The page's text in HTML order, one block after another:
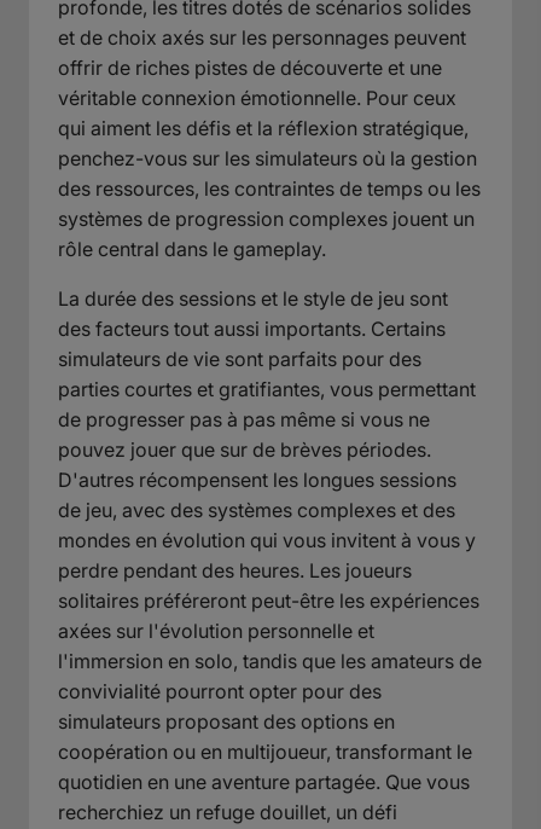
profonde, les titres dotés de scénarios solides
et de choix axés sur les personnages peuvent
offrir de riches pistes de découverte et une
véritable connexion émotionnelle. Pour ceux
qui aiment les défis et la réflexion stratégique,
penchez-vous sur les simulateurs où la gestion
des ressources, les contraintes de temps ou les
systèmes de progression complexes jouent un
rôle central dans le gameplay.
La durée des sessions et le style de jeu sont
des facteurs tout aussi importants. Certains
simulateurs de vie sont parfaits pour des
parties courtes et gratifiantes, vous permettant
de progresser pas à pas même si vous ne
pouvez jouer que sur de brèves périodes.
D'autres récompensent les longues sessions
de jeu, avec des systèmes complexes et des
mondes en évolution qui vous invitent à vous y
perdre pendant des heures. Les joueurs
solitaires préféreront peut-être les expériences
axées sur l'évolution personnelle et
l'immersion en solo, tandis que les amateurs de
convivialité pourront opter pour des
simulateurs proposant des options en
coopération ou en multijoueur, transformant le
quotidien en une aventure partagée. Que vous
recherchiez un refuge douillet, un défi